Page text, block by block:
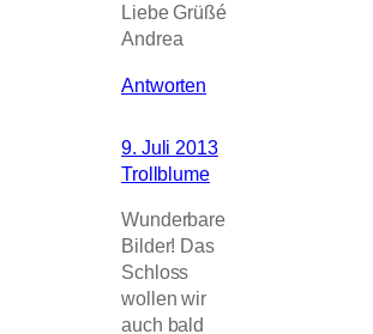
Liebe Grüßé
Andrea
Antworten
9. Juli 2013
Trollblume
Wunderbare
Bilder! Das
Schloss
wollen wir
auch bald